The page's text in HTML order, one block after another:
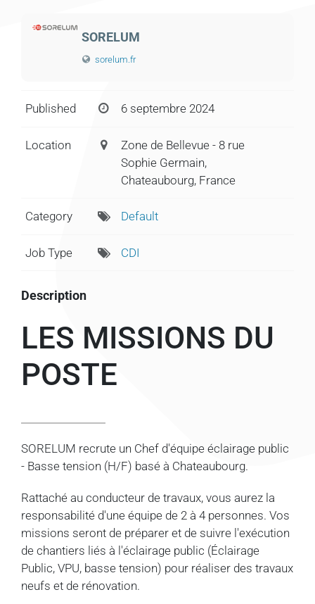
SORELUM
sorelum.fr
Published 6 septembre 2024
Location
Zone de Bellevue - 8 rue
Sophie Germain,
Chateaubourg, France
Category Default
Job Type CDI
Description
LES MISSIONS DU
POSTE
SORELUM recrute un Chef d'équipe éclairage public
- Basse tension (H/F) basé à Chateaubourg.
Rattaché au conducteur de travaux, vous aurez la
responsabilité d'une équipe de 2 à 4 personnes. Vos
missions seront de préparer et de suivre l'exécution
de chantiers liés à l'éclairage public (Éclairage
Public, VPU, basse tension) pour réaliser des travaux
neufs et de rénovation.